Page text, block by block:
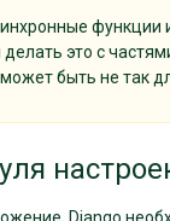
функции
это с
быть не так